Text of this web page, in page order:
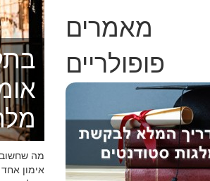
מאמרים
פופולריים
מה שחשוב
אימון